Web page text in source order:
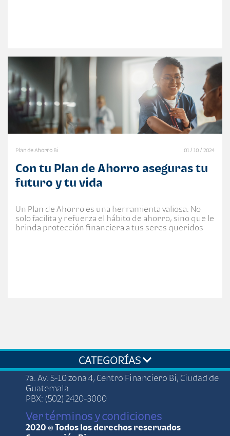
Plan de Ahorro Bi 01 / 10 / 2024
Con tu Plan de Ahorro aseguras tu
futuro y tu vida
Un Plan de Ahorro es una herramienta valiosa. No
solo facilita y refuerza el hábito de ahorro, sino que le
brinda protección financiera a tus seres queridos
CATEGORÍAS
7a. Av. 5-10 zona 4, Centro Financiero Bi, Ciudad de
Guatemala.
PBX: (502) 2420-3000
Ver términos y condiciones
2020 © Todos los derechos reservados